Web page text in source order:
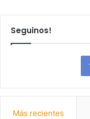
Seguinos!
Más recientes